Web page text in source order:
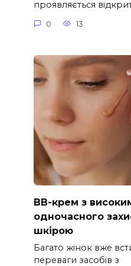
проявляється
0 13
ВВ-крем з
одночасного
шкірою
Багато жінок вже
переваги засобів з